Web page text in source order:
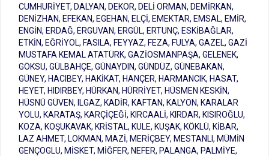
CUMHURİYET, DALYAN, DEKOR, DELİ ORMAN, DEMİRKAN,
DENİZHAN, EFEKAN, EGEHAN, ELÇİ, EMEKTAR, EMSAL, EMİR,
ENGİN, ERDAĞ, ERGUVAN, ERGÜL, ERTUNÇ, ESKİBAĞLAR,
ETKİN, EĞRİYOL, FASILA, FEYYAZ, FEZA, FULYA, GAZEL, GAZİ
MUSTAFA KEMAL ATATÜRK, GAZİOSMANPAŞA, GELENEK,
GÖKSU, GÜLBAHÇE, GÜNAYDIN, GÜNDÜZ, GÜNEBAKAN,
GÜNEY, HACIBEY, HAKİKAT, HANÇER, HARMANCIK, HASAT,
HEYET, HIDIRBEY, HÜRKAN, HÜRRİYET, HÜSMEN KESKİN,
HÜSNÜ GÜVEN, ILGAZ, KADİR, KAFTAN, KALYON, KARALAR
YOLU, KARATAŞ, KARÇİÇEĞİ, KIRCAALİ, KIRDAR, KISIROĞLU,
KOZA, KOŞUKAVAK, KRİSTAL, KULE, KUŞAK, KÖKLÜ, KİBAR,
LAZ AHMET, LOKMAN, MAZİ, MERİÇBEY, MESTANLI, MÜMİN
GENÇOGLU, MİSKET, MİĞFER, NEFER, PALANGA, PALMİYE,